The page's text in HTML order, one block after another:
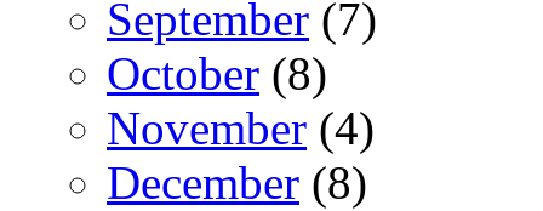
September (7)
October (8)
November (4)
December (8)